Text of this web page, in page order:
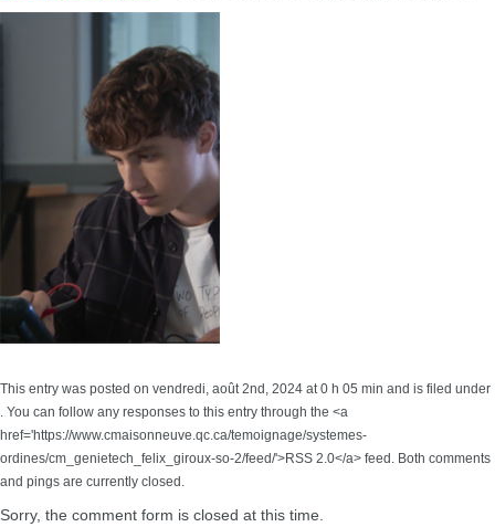
This entry was posted on vendredi, août 2nd, 2024 at 0 h 05 min and is filed under
. You can follow any responses to this entry through the <a
href='https://www.cmaisonneuve.qc.ca/temoignage/systemes-
ordines/cm_genietech_felix_giroux-so-2/feed/'>RSS 2.0</a> feed. Both comments
and pings are currently closed.
Sorry, the comment form is closed at this time.